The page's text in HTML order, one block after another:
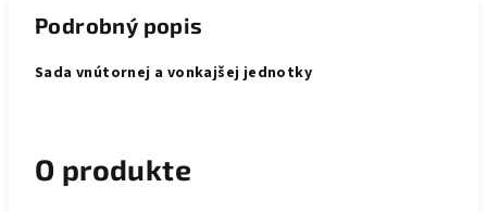
Podrobný popis
Sada vnútornej a vonkajšej jednotky
O produkte